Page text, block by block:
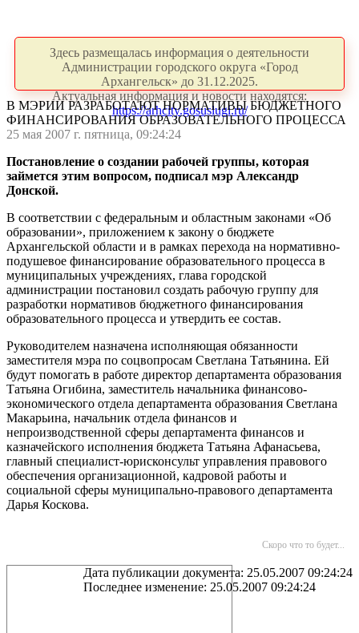
Здесь размещалась информация о деятельности
Администрации городского округа «Город
Архангельск» до 31.12.2025.
Актуальная информация и новости находятся:
https://arhcity.gosuslugi.ru/
В МЭРИИ РАЗРАБОТАЮТ НОРМАТИВЫ БЮДЖЕТНОГО
ФИНАНСИРОВАНИЯ ОБРАЗОВАТЕЛЬНОГО ПРОЦЕССА
25 мая 2007 г. пятница, 09:24:24
Постановление о создании рабочей группы, которая
займется этим вопросом, подписал мэр Александр
Донской.
В соответствии с федеральным и областным законами «Об
образовании», приложением к закону о бюджете
Архангельской области и в рамках перехода на нормативно-
подушевое финансирование образовательного процесса в
муниципальных учреждениях, глава городской
администрации постановил создать рабочую группу для
разработки нормативов бюджетного финансирования
образовательного процесса и утвердить ее состав.
Руководителем назначена исполняющая обязанности
заместителя мэра по соцвопросам Светлана Татьянина. Ей
будут помогать в работе директор департамента образования
Татьяна Огибина, заместитель начальника финансово-
экономического отдела департамента образования Светлана
Макарьина, начальник отдела финансов и
непроизводственной сферы департамента финансов и
казначейского исполнения бюджета Татьяна Афанасьева,
главный специалист-юрисконсульт управления правового
обеспечения организационной, кадровой работы и
социальной сферы муниципально-правового департамента
Дарья Коскова.
Скоро что то будет...
Дата публикации документа: 25.05.2007 09:24:24
Последнее изменение: 25.05.2007 09:24:24